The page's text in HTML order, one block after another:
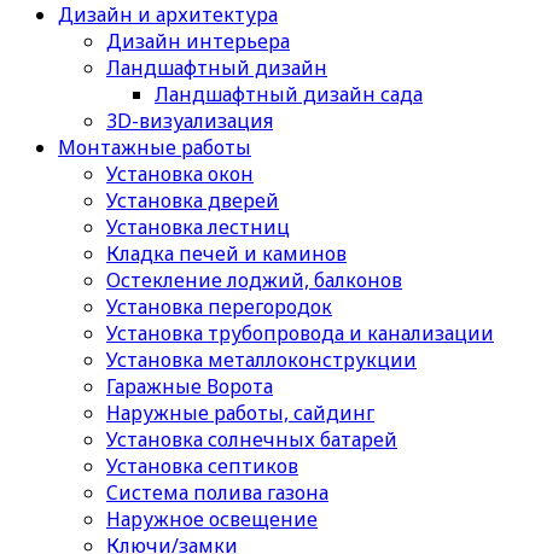
Дизайн и архитектура
Дизайн интерьера
Ландшафтный дизайн
Ландшафтный дизайн сада
3D-визуализация
Монтажные работы
Установка окон
Установка дверей
Установка лестниц
Кладка печей и каминов
Остекление лоджий, балконов
Установка перегородок
Установка трубопровода и канализации
Установка металлоконструкции
Гаражные Ворота
Наружные работы, сайдинг
Установка солнечных батарей
Установка септиков
Cистема полива газона
Наружное освещение
Ключи/замки